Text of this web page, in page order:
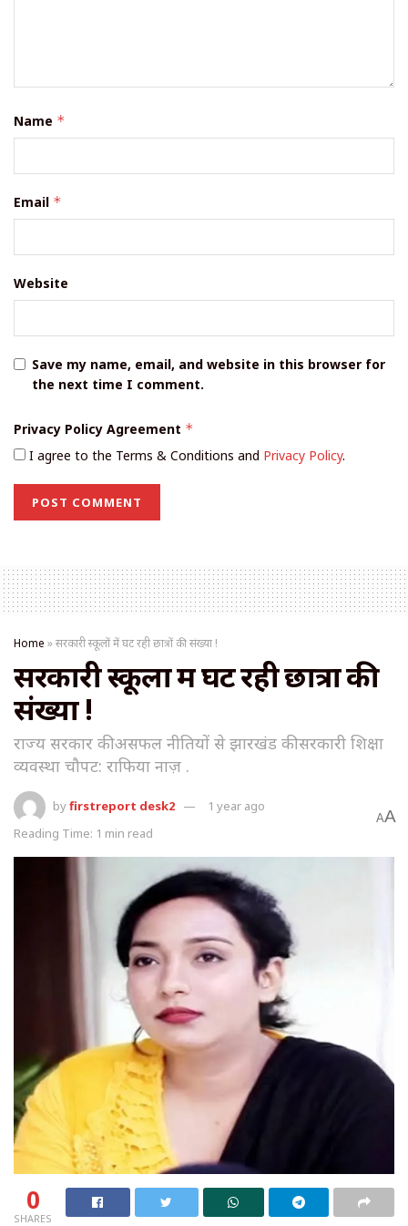
Name *
Email *
Website
Save my name, email, and website in this browser for
the next time I comment.
Privacy Policy Agreement *
I agree to the Terms & Conditions and Privacy Policy.
Home »सरकारी स्कूलों में घट रही छात्रों की संख्या !
सरकारी स्कूलों में घट रही छात्रों की
संख्या !
राज्य सरकार की असफल नीतियों से झारखंड की सरकारी शिक्षा
व्यवस्था चौपट: राफिया नाज़ .
byfirstreport desk2
1 year ago
Reading Time: 1 min read
AA
0
SHARES